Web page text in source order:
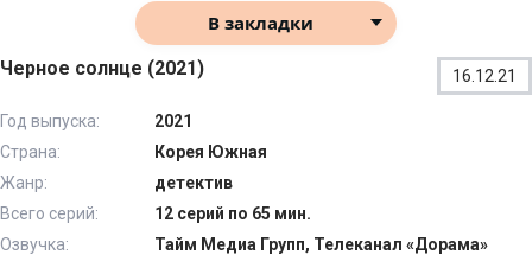
В закладки
Черное солнце (2021) 16.12.21
Год выпуска:
2021
Страна:
Корея Южная
Жанр:
детектив
Всего серий:
12 серий по 65 мин.
Озвучка:
Тайм Медиа Групп, Телеканал «Дорама»